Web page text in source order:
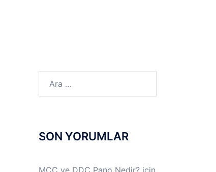
SON YORUMLAR
MCC ve DDC Pano Nedir?için